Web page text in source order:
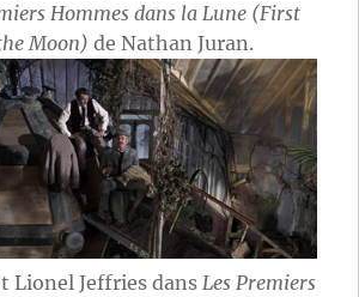
Hommes dans la Lune (First
Moon) de Nathan Juran.
Lionel Jeffries dans Les Premiers